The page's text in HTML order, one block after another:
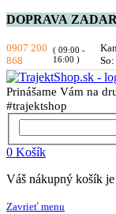
DOPRAVA
0907 200
868
( 09:00 -
16:00 )
Prinášame Vám na
#trajektshop
0 Košík
Váš nákupný košík
Zavrieť menu